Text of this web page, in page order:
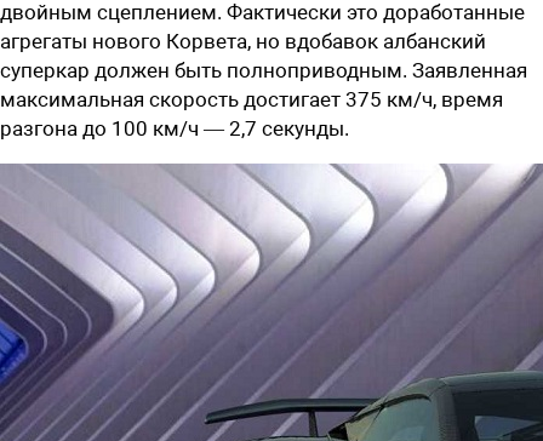
двойным сцеплением. Фактически это доработанные
агрегаты нового Корвета, но вдобавок албанский
суперкар должен быть полноприводным. Заявленная
максимальная скорость достигает 375 км/ч, время
разгона до 100 км/ч — 2,7 секунды.